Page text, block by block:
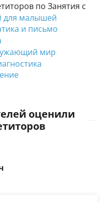
по Занятия с
для малышей
и письмо
мир
оценили